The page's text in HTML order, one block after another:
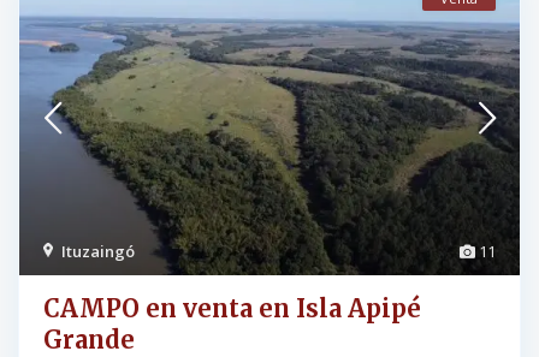
11
Ituzaingó
CAMPO en venta en Isla Apipé
Grande